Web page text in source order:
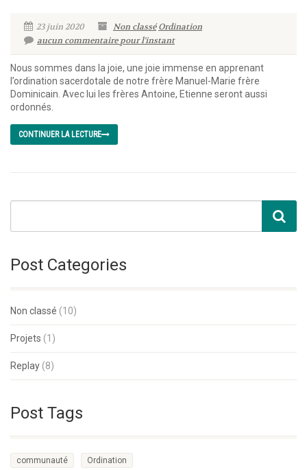
23 juin 2020 Non classé Ordination
aucun commentaire pour l'instant
Nous sommes dans la joie, une joie immense en apprenant
l’ordination sacerdotale de notre frère Manuel-Marie frère
Dominicain. Avec lui les frères Antoine, Etienne seront aussi
ordonnés.
CONTINUER LA LECTURE
Post Categories
Non classé (10)
Projets (1)
Replay (8)
Post Tags
communauté Ordination